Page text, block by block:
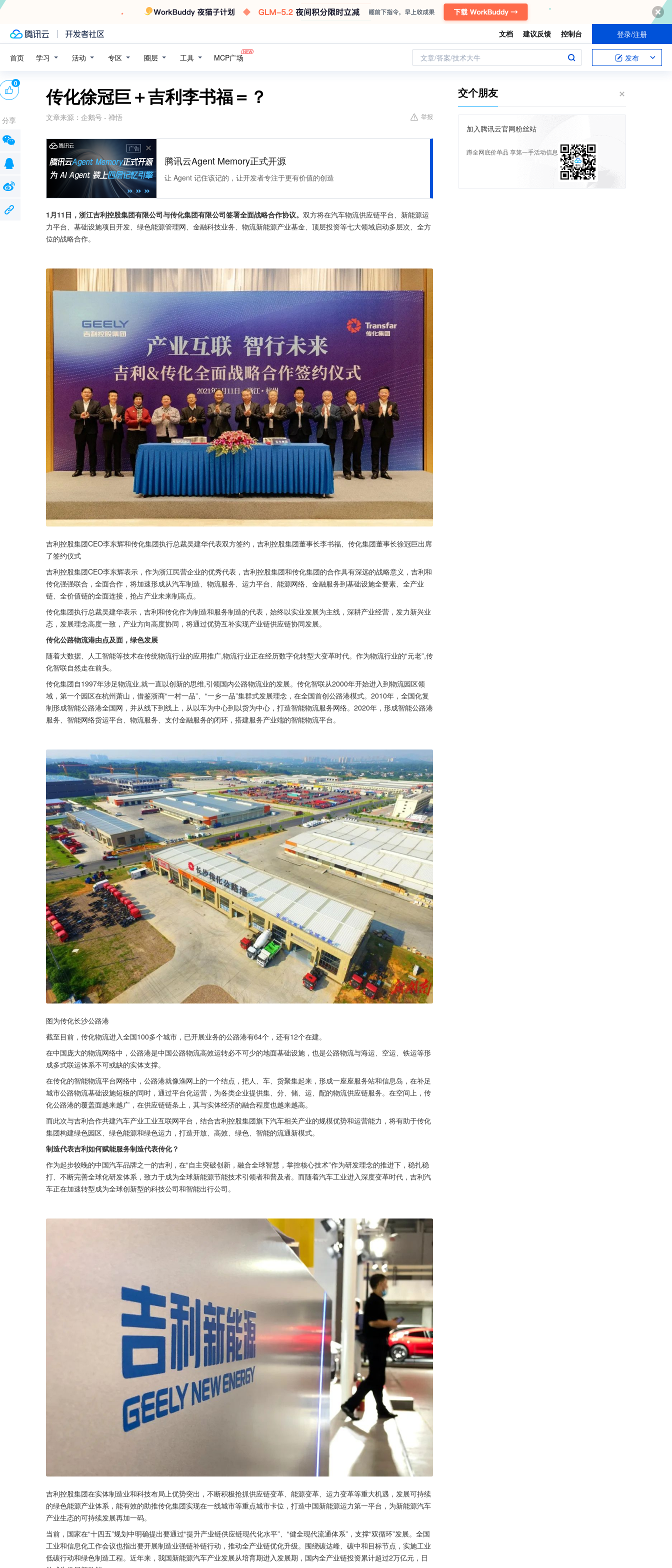
文档 建议反馈 控制台 登录/注册
首页 学习 活动 专区 圈层 工具 MCP广场 文章/答案/技术大牛 发布
传化徐冠巨＋吉利李书福＝？
文章来源： 企鹅号 - 禅悟 举报
广告
腾讯云Agent Memory正式开源
让 Agent 记住该记的，让开发者专注于更有价值的创造
1月11日，浙江吉利控股集团有限公司与传化集团有限公司签署全面战略合作协议。 双方将在汽车物流供应链平台、新能源运
力平台、基础设施项目开发、绿色能源管理网、金融科技业务、物流新能源产业基金、顶层投资等七大领域启动多层次、全方
位的战略合作。
吉利控股集团CEO李东辉和传化集团执行总裁吴建华代表双方签约，吉利控股集团董事长李书福、传化集团董事长徐冠巨出席
了签约仪式
吉利控股集团CEO李东辉表示，作为浙江民营企业的优秀代表，吉利控股集团和传化集团的合作具有深远的战略意义，吉利和
传化强强联合，全面合作，将加速形成从汽车制造、物流服务、运力平台、能源网络、金融服务到基础设施全要素、全产业
链、全价值链的全面连接，抢占产业未来制高点。
传化集团执行总裁吴建华表示，吉利和传化作为制造和服务制造的代表，始终以实业发展为主线，深耕产业经营，发力新兴业
态，发展理念高度一致，产业方向高度协同，将通过优势互补实现产业链供应链协同发展。
传化公路物流港由点及面，绿色发展
随着大数据、人工智能等技术在传统物流行业的应用推广,物流行业正在经历数字化转型大变革时代。作为物流行业的“元老”,传
化智联自然走在前头。
传化集团自1997年涉足物流业,就一直以创新的思维,引领国内公路物流业的发展。传化智联从2000年开始进入到物流园区领
域，第一个园区在杭州萧山，借鉴浙商“一村一品”、“一乡一品”集群式发展理念，在全国首创公路港模式。2010年，全国化复
制形成智能公路港全国网，并从线下到线上，从以车为中心到以货为中心，打造智能物流服务网络。2020年，形成智能公路港
服务、智能网络货运平台、物流服务、支付金融服务的闭环，搭建服务产业端的智能物流平台。
图为传化长沙公路港
截至目前，传化物流进入全国100多个城市，已开展业务的公路港有64个，还有12个在建。
在中国庞大的物流网络中，公路港是中国公路物流高效运转必不可少的地面基础设施，也是公路物流与海运、空运、铁运等形
成多式联运体系不可或缺的实体支撑。
在传化的智能物流平台网络中，公路港就像渔网上的一个结点，把人、车、货聚集起来，形成一座座服务站和信息岛，在补足
城市公路物流基础设施短板的同时，通过平台化运营，为各类企业提供集、分、储、运、配的物流供应链服务。在空间上，传
化公路港的覆盖面越来越广，在供应链链条上，其与实体经济的融合程度也越来越高。
而此次与吉利合作共建汽车产业工业互联网平台，结合吉利控股集团旗下汽车相关产业的规模优势和运营能力，将有助于传化
集团构建绿色园区、绿色能源和绿色运力，打造开放、高效、绿色、智能的流通新模式。
制造代表吉利如何赋能服务制造代表传化？
作为起步较晚的中国汽车品牌之一的吉利，在“自主突破创新，融合全球智慧，掌控核心技术”作为研发理念的推进下，稳扎稳
打、不断完善全球化研发体系，致力于成为全球新能源节能技术引领者和普及者。而随着汽车工业进入深度变革时代，吉利汽
车正在加速转型成为全球创新型的科技公司和智能出行公司。
吉利控股集团在实体制造业和科技布局上优势突出，不断积极抢抓供应链变革、能源变革、运力变革等重大机遇，发展可持续
的绿色能源产业体系，能有效的助推传化集团实现在一线城市等重点城市卡位，打造中国新能源运力第一平台，为新能源汽车
产业生态的可持续发展再加一码。
当前，国家在“十四五”规划中明确提出要通过“提升产业链供应链现代化水平”、“健全现代流通体系”，支撑“双循环”发展。全国
工业和信息化工作会议也指出要开展制造业强链补链行动，推动全产业链优化升级。围绕碳达峰、碳中和目标节点，实施工业
低碳行动和绿色制造工程。近年来，我国新能源汽车产业发展从培育期进入发展期，国内全产业链投资累计超过2万亿元，日
0
分享
交个朋友
加入腾讯云官网粉丝站
蹲全网底价单品 享第一手活动信息